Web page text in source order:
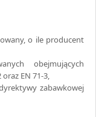
o ile producent
obejmujących
EN 71-3,
zabawkowej